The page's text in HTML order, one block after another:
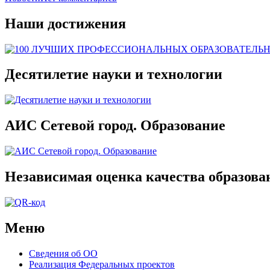
Наши достижения
Десятилетие науки и технологии
АИС Сетевой город. Образование
Независимая оценка качества
Меню
Сведения об ОО
Реализация Федеральных проектов